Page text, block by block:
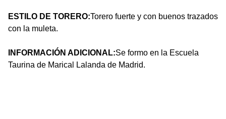
ESTILO DE TORERO:Torero fuerte y con buenos trazados
con la muleta.
INFORMACIÓN ADICIONAL:Se formo en la Escuela
Taurina de Marical Lalanda de Madrid.